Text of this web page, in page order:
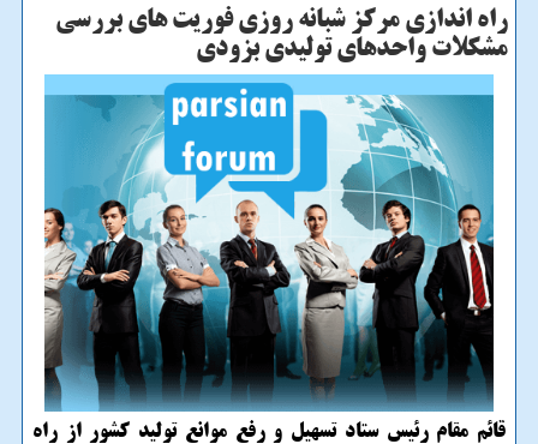
راه اندازی مركز شبانه روزی فوریت های بررسی
مشكلات واحدهای تولیدی بزودی
قائم مقام رئیس ستاد تسهیل و رفع موانع تولید كشور از راه